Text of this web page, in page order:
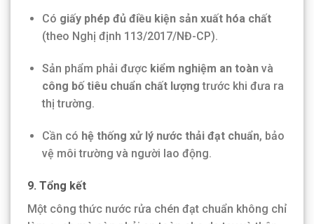
Có giấy phép đủ điều kiện sản xuất hóa chất
(theo Nghị định 113/2017/NĐ-CP).
Sản phẩm phải được kiểm nghiệm an toànvà
công bố tiêu chuẩn chất lượng trước khi đưa ra
thị trường.
Cần có hệ thống xử lý nước thải đạt chuẩn, bảo
vệ môi trường và người lao động.
9. Tổng kết
Một công thức nước rửa chén đạt chuẩn không chỉ